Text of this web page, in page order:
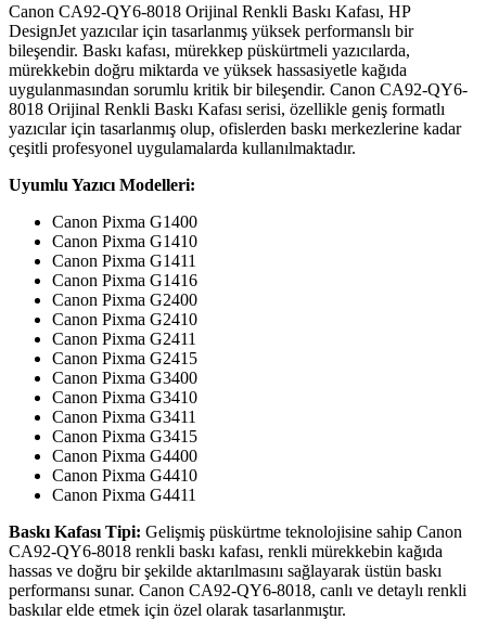
Canon CA92-QY6-8018 Orijinal Renkli Baskı Kafası, HP
DesignJet yazıcılar için tasarlanmış yüksek performanslı bir
bileşendir. Baskı kafası, mürekkep püskürtmeli yazıcılarda,
mürekkebin doğru miktarda ve yüksek hassasiyetle kağıda
uygulanmasından sorumlu kritik bir bileşendir. Canon CA92-QY6-
8018 Orijinal Renkli Baskı Kafası serisi, özellikle geniş formatlı
yazıcılar için tasarlanmış olup, ofislerden baskı merkezlerine kadar
çeşitli profesyonel uygulamalarda kullanılmaktadır.
Uyumlu Yazıcı Modelleri:
Canon Pixma G1400
Canon Pixma G1410
Canon Pixma G1411
Canon Pixma G1416
Canon Pixma G2400
Canon Pixma G2410
Canon Pixma G2411
Canon Pixma G2415
Canon Pixma G3400
Canon Pixma G3410
Canon Pixma G3411
Canon Pixma G3415
Canon Pixma G4400
Canon Pixma G4410
Canon Pixma G4411
Baskı Kafası Tipi: Gelişmiş püskürtme teknolojisine sahip Canon
CA92-QY6-8018 renkli baskı kafası, renkli mürekkebin kağıda
hassas ve doğru bir şekilde aktarılmasını sağlayarak üstün baskı
performansı sunar. Canon CA92-QY6-8018, canlı ve detaylı renkli
baskılar elde etmek için özel olarak tasarlanmıştır.